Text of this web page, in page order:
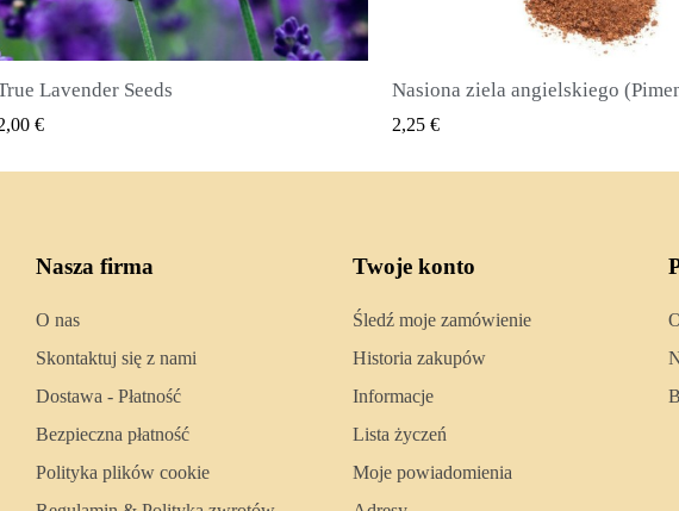
SZYBKI PODGLĄD
ziela angielskiego (Pimenta dioica)
€
SZYBKI PODGLĄD
2,50 €
Nasza firma
O nas
Skontaktuj się z nami
Dostawa - Płatność
Bezpieczna płatność
Polityka plików cookie
Twoje konto
Śledź moje zamówienie
Historia zakupów
Informacje
Lista życzeń
Moje powiadomienia